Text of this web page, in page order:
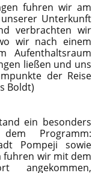
fuhren wir am
Unterkunft
verbrachten wir
wir nach einem
Aufenthaltsraum
ließen und uns
der Reise
Boldt)
ein besonders
Programm:
Pompeji sowie
fuhren wir mit dem
angekommen,